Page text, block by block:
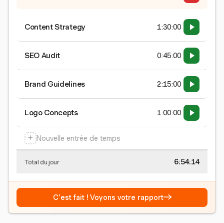
Content Strategy 1:30:00
SEO Audit 0:45:00
Brand Guidelines 2:15:00
Logo Concepts 1:00:00
+ Nouvelle entrée de temps
Total du jour 6:54:15
C'est fait ! Voyons votre rapport→